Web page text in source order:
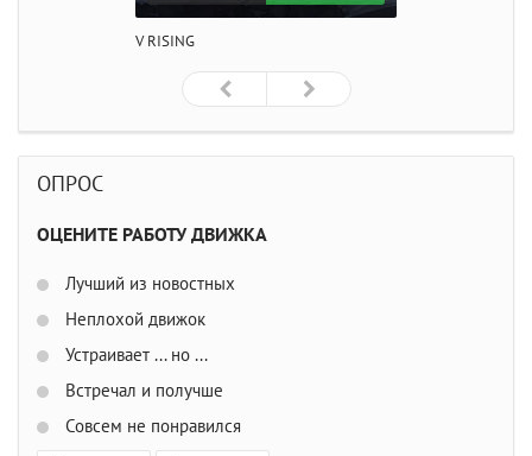
V RISING
ОПРОС
ОЦЕНИТЕ РАБОТУ ДВИЖКА
Лучший из новостных
Неплохой движок
Устраивает ... но ...
Встречал и получше
Совсем не понравился